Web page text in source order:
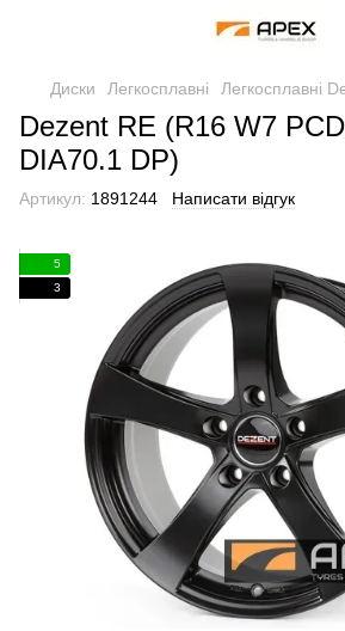
Диски Легкосплавні Легкосплавні
Dezent RE (R16 W7
DIA70.1 DP)
Артикул: 1891244 Написати відгук
5
3